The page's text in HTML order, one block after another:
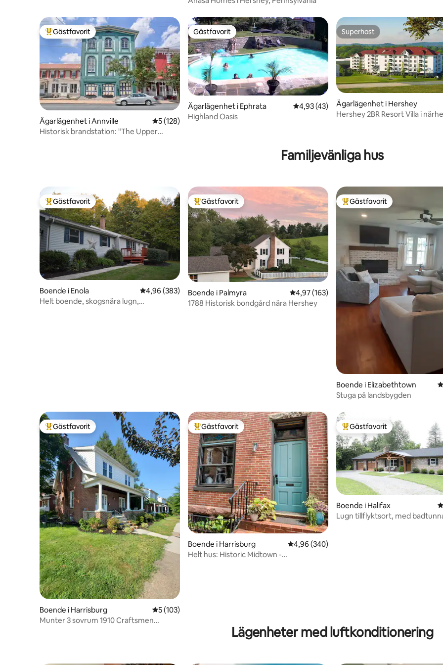
Populär gästfavorit
Gästfavorit
Ägarlägenhet i Annville 5 av 5 i genomsnittligt betyg, 128 omdömen
5 (128)
Historisk brandstation: "The Upper
Gästfavorit
Gästfavorit
Ägarlägenhet i Ephrata 4,93 av 5 i genomsnittligt betyg, 43
4,93 (43)
Highland Oasis
Superhost
Superhost
Ägarlägenhet i Hershey
Hershey 2BR Resort Villa i
Familjevänliga hus
Populär gästfavorit
Gästfavorit
Boende i Enola 4,96 av 5 i genomsnittligt betyg, 383 omdömen
4,96 (383)
Helt boende, skogsnära lugn,
Populär gästfavorit
Gästfavorit
Boende i Palmyra 4,97 av 5 i genomsnittligt betyg, 163
4,97 (163)
1788 Historisk bondgård nära Hershey
Populär gästfavorit
Gästfavorit
Boende i Elizabethtown
Stuga på landsbygden
Populär gästfavorit
Gästfavorit
Boende i Harrisburg 5 av 5 i genomsnittligt betyg, 103 omdömen
5 (103)
Munter 3 sovrum 1910 Craftsmen
Populär gästfavorit
Gästfavorit
Boende i Harrisburg 4,96 av 5 i genomsnittligt betyg, 340
4,96 (340)
Helt hus: Historic Midtown -
Populär gästfavorit
Gästfavorit
Boende i Halifax
Lugn tillflyktsort, med
Lägenheter med luftkonditionering